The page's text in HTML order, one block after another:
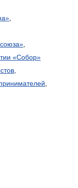
«Собор»